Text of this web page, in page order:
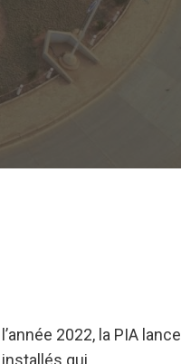
2022, la PIA lance
qui